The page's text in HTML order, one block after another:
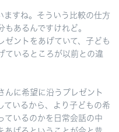
ますね。そういう比較の仕方
あるんですけれど。
ゼントをあげていて、子ども
ているところが以前との違
んに希望に沿うプレゼント
ているから、より子どもの希
ているのかを日常会話の中